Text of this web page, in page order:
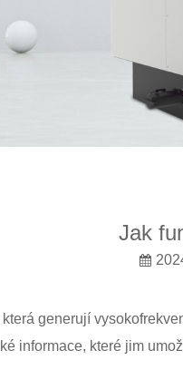
Jak
generují
informace, které jim